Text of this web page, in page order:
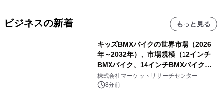
ビジネスの新着 もっと見る
キッズBMXバイクの世界市場（2026
年～2032年）、市場規模（12インチ
BMXバイク、14インチBMXバイク、
16インチBMXバイク、18インチBMX
バイク、その他）・分析レポートを発
株式会社マーケットリサーチセンター
8分前